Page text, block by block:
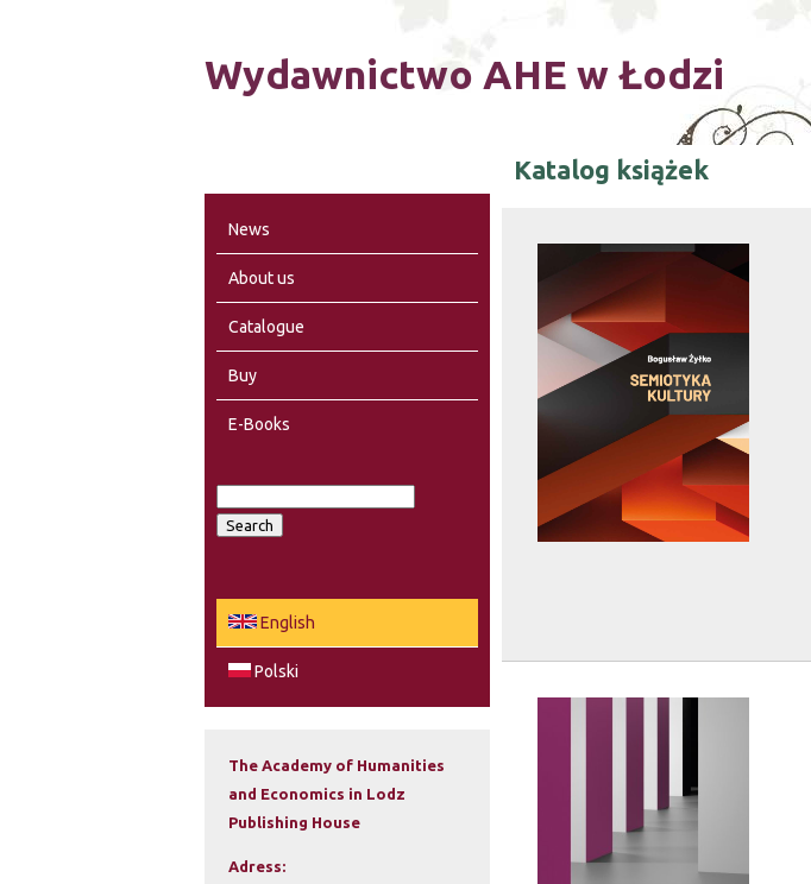
Wydawnictwo AHE w Łodzi
Katalog książek
News
About us
Catalogue
Buy
E-Books
S
a
c
English
Polski
The Academy of Humanities
and Economics in Lodz
Publishing House
Adress: